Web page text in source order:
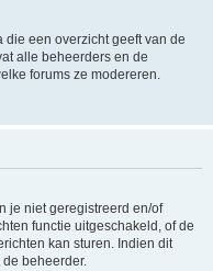
een overzicht geeft van de
alle beheerders en de
forums ze modereren.
je niet geregistreerd en/of
functie uitgeschakeld, of de
kan sturen. Indien dit
de beheerder.